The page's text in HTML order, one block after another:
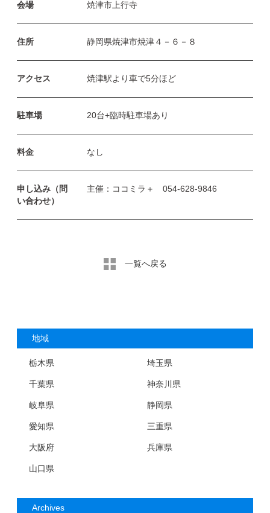
会場 焼津市上行寺
住所 静岡県焼津市焼津４－６－８
アクセス 焼津駅より車で5分ほど
駐車場 20台+臨時駐車場あり
料金 なし
申し込み（問
い合わせ）
主催：ココミラ＋ 054-628-9846
一覧へ戻る
地域
栃木県 埼玉県
千葉県 神奈川県
岐阜県 静岡県
愛知県 三重県
大阪府 兵庫県
山口県
Archives